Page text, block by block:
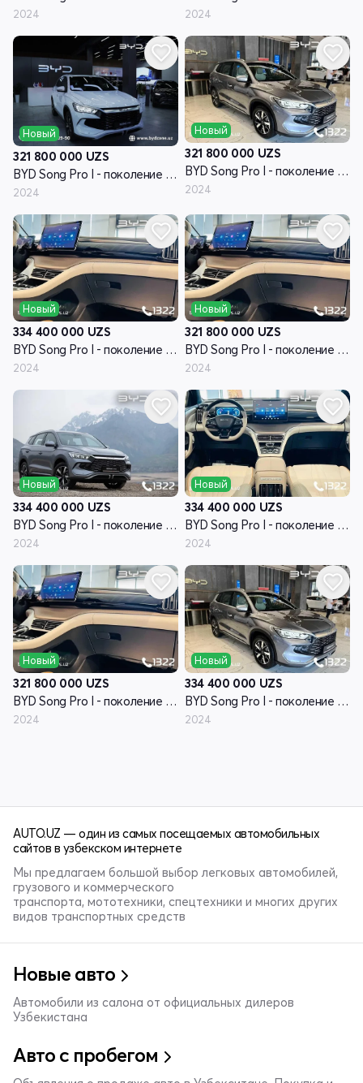
2024 2024
Новый
321 800 000 UZS
BYD Song Pro I - поколение рестайлинг
2024
Новый
321 800 000 UZS
BYD Song Pro I - поколение рестайлинг
2024
Новый
334 400 000 UZS
BYD Song Pro I - поколение рестайлинг
2024
Новый
321 800 000 UZS
BYD Song Pro I - поколение рестайлинг
2024
Новый
334 400 000 UZS
BYD Song Pro I - поколение рестайлинг
2024
Новый
334 400 000 UZS
BYD Song Pro I - поколение рестайлинг
2024
Новый
321 800 000 UZS
BYD Song Pro I - поколение рестайлинг
2024
Новый
334 400 000 UZS
BYD Song Pro I - поколение рестайлинг
2024
AUTO.UZ — один из самых посещаемых автомобильных
сайтов в узбекском интернете
Мы предлагаем большой выбор легковых автомобилей,
грузового и коммерческого
транспорта, мототехники, спецтехники и многих других
видов транспортных средств
Новые авто
Автомобили из салона от официальных дилеров
Узбекистана
Авто с пробегом